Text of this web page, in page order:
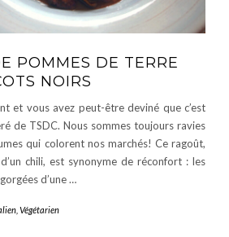
POMMES DE TERRE
NOIRS
et vous avez peut-être deviné que c’est
de TSDC. Nous sommes toujours ravies
qui colorent nos marchés! Ce ragoût,
chili, est synonyme de réconfort : les
d’une …
Végétarien